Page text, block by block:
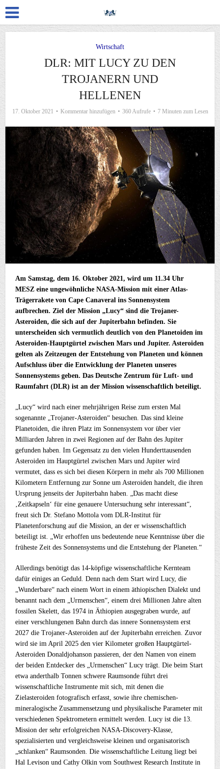
Wirtschaft
DLR: MIT LUCY ZU DEN
TROJANERN UND
HELLENEN
17. Oktober 2021 Kommentar hinzufügen 360 Aufrufe 7 Minuten zum Lesen
Am Samstag, dem 16. Oktober 2021, wird um 11.34 Uhr
MESZ eine ungewöhnliche NASA-Mission mit einer Atlas-
Trägerrakete von Cape Canaveral ins Sonnensystem
aufbrechen. Ziel der Mission „Lucy“ sind die Trojaner-
Asteroiden, die sich auf der Jupiterbahn befinden. Sie
unterscheiden sich vermutlich deutlich von den Planetoiden im
Asteroiden-Hauptgürtel zwischen Mars und Jupiter. Asteroiden
gelten als Zeitzeugen der Entstehung von Planeten und können
Aufschluss über die Entwicklung der Planeten unseres
Sonnensystems geben. Das Deutsche Zentrum für Luft- und
Raumfahrt (DLR) ist an der Mission wissenschaftlich beteiligt.
„Lucy“ wird nach einer mehrjährigen Reise zum ersten Mal
sogenannte „Trojaner-Asteroiden“ besuchen. Das sind kleine
Planetoiden, die ihren Platz im Sonnensystem vor über vier
Milliarden Jahren in zwei Regionen auf der Bahn des Jupiter
gefunden haben. Im Gegensatz zu den vielen Hunderttausenden
Asteroiden im Hauptgürtel zwischen Mars und Jupiter wird
vermutet, dass es sich bei diesen Körpern in mehr als 700 Millionen
Kilometern Entfernung zur Sonne um Asteroiden handelt, die ihren
Ursprung jenseits der Jupiterbahn haben. „Das macht diese
‚Zeitkapseln‘ für eine genauere Untersuchung sehr interessant“,
freut sich Dr. Stefano Mottola vom DLR-Institut für
Planetenforschung auf die Mission, an der er wissenschaftlich
beteiligt ist. „Wir erhoffen uns bedeutende neue Kenntnisse über die
früheste Zeit des Sonnensystems und die Entstehung der Planeten.“
Allerdings benötigt das 14-köpfige wissenschaftliche Kernteam
dafür einiges an Geduld. Denn nach dem Start wird Lucy, die
„Wunderbare“ nach einem Wort in einem äthiopischen Dialekt und
benannt nach dem „Urmenschen“, einem drei Millionen Jahre alten
fossilen Skelett, das 1974 in Äthiopien ausgegraben wurde, auf
einer verschlungenen Bahn durch das innere Sonnensystem erst
2027 die Trojaner-Asteroiden auf der Jupiterbahn erreichen. Zuvor
wird sie im April 2025 den vier Kilometer großen Hauptgürtel-
Asteroiden Donaldjohanson passieren, der den Namen von einem
der beiden Entdecker des „Urmenschen“ Lucy trägt. Die beim Start
etwa anderthalb Tonnen schwere Raumsonde führt drei
wissenschaftliche Instrumente mit sich, mit denen die
Zielasteroiden fotografisch erfasst, sowie ihre chemischen-
mineralogische Zusammensetzung und physikalische Parameter mit
verschiedenen Spektrometern ermittelt werden. Lucy ist die 13.
Mission der sehr erfolgreichen NASA-Discovery-Klasse,
spezialisierten und vergleichsweise kleinen und organisatorisch
„schlanken“ Raumsonden. Die wissenschaftliche Leitung liegt bei
Hal Levison und Cathy Olkin vom Southwest Research Institute in